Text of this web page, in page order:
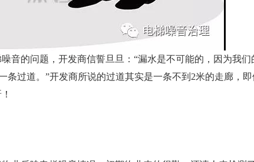
音的问题，开发商信誓旦旦：“漏水是不可能的，因为我
过道。”开发商所说的过道其实是一条不到2米的走廊，